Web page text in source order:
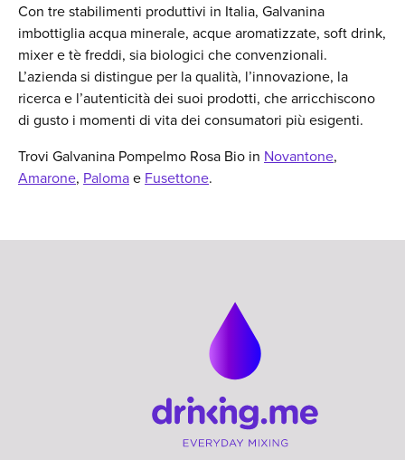
Con tre stabilimenti produttivi in Italia, Galvanina
imbottiglia acqua minerale, acque aromatizzate, soft drink,
mixer e tè freddi, sia biologici che convenzionali.
L’azienda si distingue per la qualità, l’innovazione, la
ricerca e l’autenticità dei suoi prodotti, che arricchiscono
di gusto i momenti di vita dei consumatori più esigenti.
Trovi Galvanina Pompelmo Rosa Bio in Novantone,
Amarone, Palomae Fusettone.